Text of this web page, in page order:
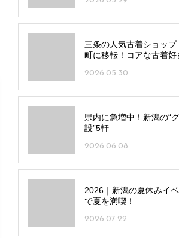
三条の人気古着ショッ
町に移転！コアな古着
2026.05.30
県内に急増中！新潟の“
設”5軒
2026.06.08
2026｜新潟の夏休みイ
で夏を満喫！
2026.07.22